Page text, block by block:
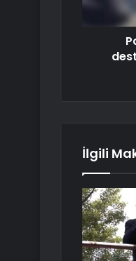
İlgili